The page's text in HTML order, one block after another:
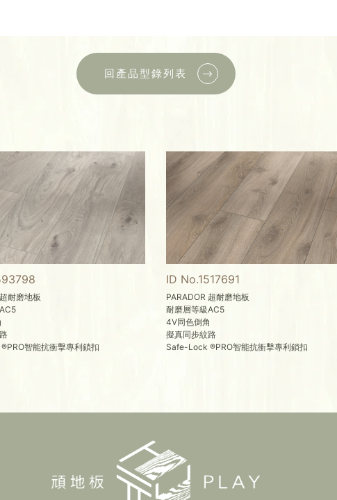
回產品型錄列表
耐磨地板
智能抗衝擊專利鎖扣
ID No.1517691
PARADOR 超耐磨地板
耐磨層等級AC5
4V同色倒角
擬真同步紋路
Safe-Lock ®PRO智能抗衝擊專利鎖扣